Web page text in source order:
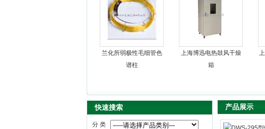
兰化所弱极性毛细管色
谱柱
上海博迅电热鼓风干燥
箱
快速搜索
分 类
产品展示